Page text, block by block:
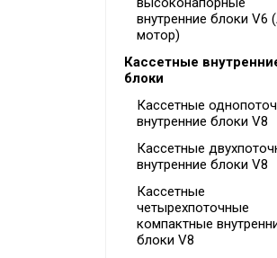
внутренние блоки V6
мотор)
Кассетные
блоки
Кассетные
внутренние блоки V8
Кассетные
внутренние блоки V8
Кассетные
четырехпоточные
компактные
блоки V8